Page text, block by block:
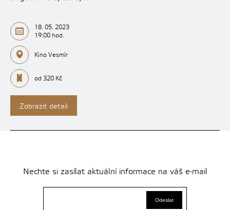
18. 05. 2023
19:00 hod.
Kino Vesmír
od 320 Kč
Zobrazit detail
Nechte si zasílat aktuální informace na váš e-mail